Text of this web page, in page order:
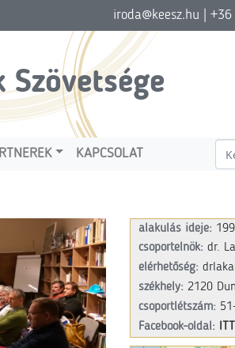
iroda@keesz.hu |
Szövetsége
KAPCSOLAT
alakulás ideje:
csoportelnök: dr.
elérhetőség:
székhely: 2120
csoportlétszám:
Facebook-oldal: ITT